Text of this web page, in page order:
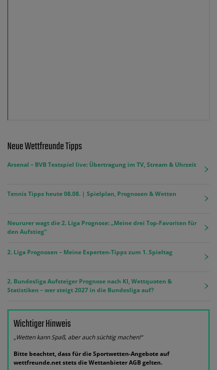
Neue Wettfreunde Tipps
Arsenal – BVB Testspiel live: Übertragung im TV, Stream & Uhrzeit
Tennis Tipps heute 08.08. | Spielplan, Prognosen & Wetten
Neururer wagt die 2. Liga Prognose: „Meine drei Top-Favoriten für
den Aufstieg“
2. Liga Prognosen – Meine Experten-Tipps zum 1. Spieltag
2. Bundesliga Aufsteiger Prognose nach KI, Wettquoten &
Statistiken – wer steigt 2027 in die Bundesliga auf?
Wichtiger Hinweis
„Wetten kann Spaß, aber auch süchtig machen!“
Bitte beachtet, dass für die Sportwetten-Angebote auf
wettfreunde.net stets die Wettanbieter AGB gelten.